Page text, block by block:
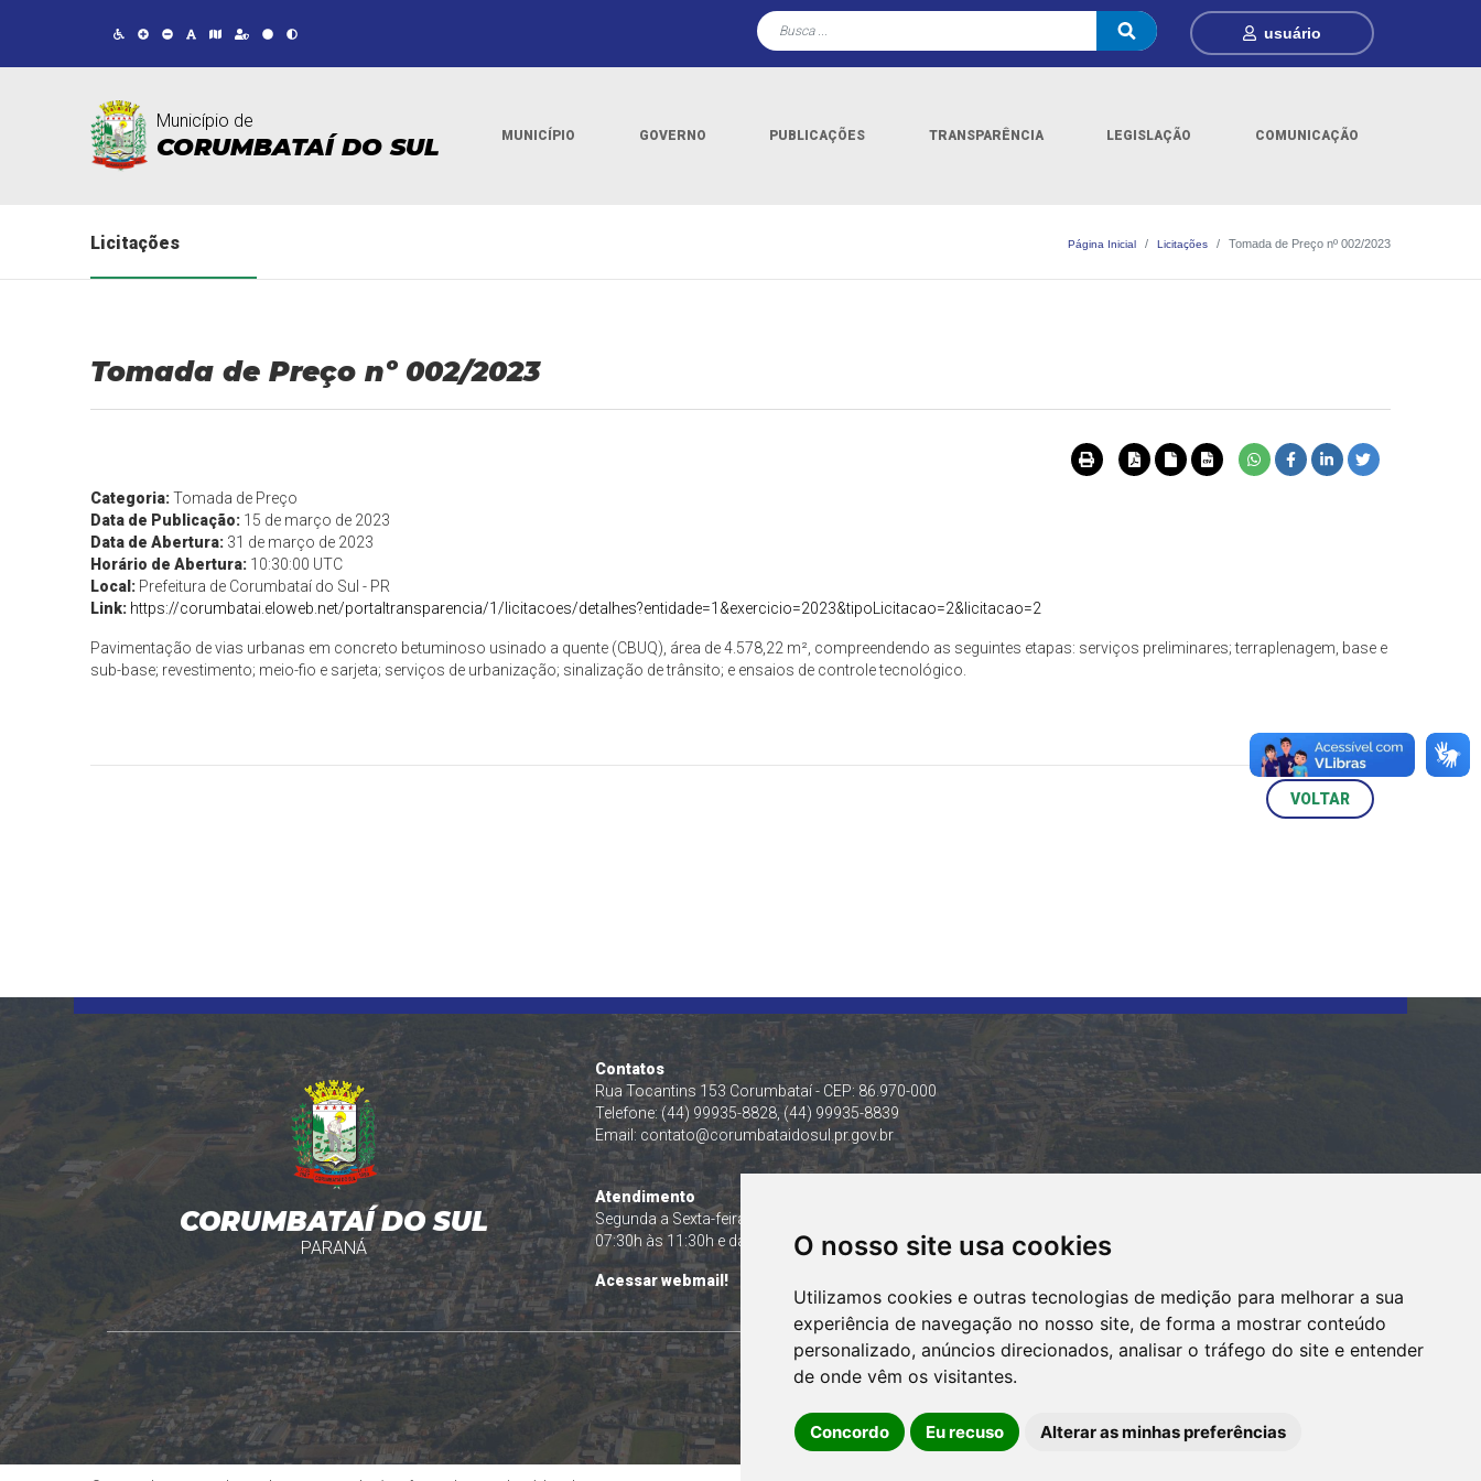
O nosso site usa cookies
Utilizamos cookies e outras tecnologias de medição para melhorar a sua
experiência de navegação no nosso site, de forma a mostrar conteúdo
personalizado, anúncios direcionados, analisar o tráfego do site e entender
de onde vêm os visitantes.
Concordo Eu recuso Alterar as minhas preferências
usuário
Município de
CORUMBATAÍ DO SUL MUNICÍPIO GOVERNO PUBLICAÇÕES TRANSPARÊNCIA LEGISLAÇÃO COMUNICAÇÃO
Licitações Página Inicial Licitações Tomada de Preço nº 002/2023
Tomada de Preço nº 002/2023
Categoria:Tomada de Preço
Data de Publicação: 15 de março de 2023
Data de Abertura: 31 de março de 2023
Horário de Abertura: 10:30:00 UTC
Local: Prefeitura de Corumbataí do Sul - PR
Link: https://corumbatai.eloweb.net/portaltransparencia/1/licitacoes/detalhes?entidade=1&exercicio=2023&tipoLicitacao=2&licitacao=2
Pavimentação de vias urbanas em concreto betuminoso usinado a quente (CBUQ), área de 4.578,22 m², compreendendo as seguintes etapas: serviços preliminares; terraplenagem, base e
sub-base; revestimento; meio-fio e sarjeta; serviços de urbanização; sinalização de trânsito; e ensaios de controle tecnológico.
VOLTAR
CORUMBATAÍ DO SUL
PARANÁ
Contatos
Rua Tocantins 153 Corumbataí - CEP: 86.970-000
Telefone: (44) 99935-8828, (44) 99935-8839
Email: contato@corumbataidosul.pr.gov.br
Atendimento
Segunda a Sexta-feira
07:30h às 11:30h e das 13:00h às 17:00h
Acessar webmail!